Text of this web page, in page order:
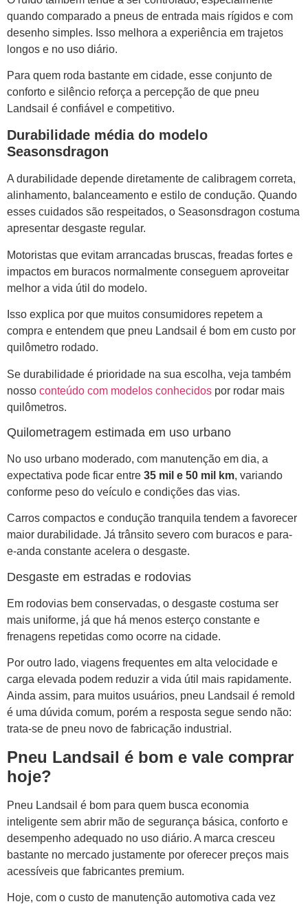
quando comparado a pneus de entrada mais rígidos e com
desenho simples. Isso melhora a experiência em trajetos
longos e no uso diário.
Para quem roda bastante em cidade, esse conjunto de
conforto e silêncio reforça a percepção de que pneu
Landsail é confiável e competitivo.
Durabilidade média do modelo
Seasonsdragon
A durabilidade depende diretamente de calibragem correta,
alinhamento, balanceamento e estilo de condução. Quando
esses cuidados são respeitados, o Seasonsdragon costuma
apresentar desgaste regular.
Motoristas que evitam arrancadas bruscas, freadas fortes e
impactos em buracos normalmente conseguem aproveitar
melhor a vida útil do modelo.
Isso explica por que muitos consumidores repetem a
compra e entendem que pneu Landsail é bom em custo por
quilômetro rodado.
Se durabilidade é prioridade na sua escolha, veja também
nosso conteúdo com modelos conhecidos por rodar mais
quilômetros.
Quilometragem estimada em uso urbano
No uso urbano moderado, com manutenção em dia, a
expectativa pode ficar entre 35 mil e 50 mil km, variando
conforme peso do veículo e condições das vias.
Carros compactos e condução tranquila tendem a favorecer
maior durabilidade. Já trânsito severo com buracos e para-
e-anda constante acelera o desgaste.
Desgaste em estradas e rodovias
Em rodovias bem conservadas, o desgaste costuma ser
mais uniforme, já que há menos esterço constante e
frenagens repetidas como ocorre na cidade.
Por outro lado, viagens frequentes em alta velocidade e
carga elevada podem reduzir a vida útil mais rapidamente.
Ainda assim, para muitos usuários, pneu Landsail é remold
é uma dúvida comum, porém a resposta segue sendo não:
trata-se de pneu novo de fabricação industrial.
Pneu Landsail é bom e vale comprar
hoje?
Pneu Landsail é bom para quem busca economia
inteligente sem abrir mão de segurança básica, conforto e
desempenho adequado no uso diário. A marca cresceu
bastante no mercado justamente por oferecer preços mais
acessíveis que fabricantes premium.
Hoje, com o custo de manutenção automotiva cada vez